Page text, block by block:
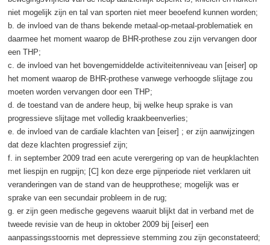
niet mogelijk zijn en tal van sporten niet meer beoefend kunnen worden;
b. de invloed van de thans bekende metaal-op-metaal-problematiek en
daarmee het moment waarop de BHR-prothese zou zijn vervangen door
een THP;
c. de invloed van het bovengemiddelde activiteitenniveau van [eiser] op
het moment waarop de BHR-prothese vanwege verhoogde slijtage zou
moeten worden vervangen door een THP;
d. de toestand van de andere heup, bij welke heup sprake is van
progressieve slijtage met volledig kraakbeenverlies;
e. de invloed van de cardiale klachten van [eiser] ; er zijn aanwijzingen
dat deze klachten progressief zijn;
f. in september 2009 trad een acute verergering op van de heupklachten
met liespijn en rugpijn; [C] kon deze erge pijnperiode niet verklaren uit
veranderingen van de stand van de heupprothese; mogelijk was er
sprake van een secundair probleem in de rug;
g. er zijn geen medische gegevens waaruit blijkt dat in verband met de
tweede revisie van de heup in oktober 2009 bij [eiser] een
aanpassingsstoornis met depressieve stemming zou zijn geconstateerd;